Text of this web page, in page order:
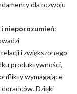
dla rozwoju
i nieporozumień:
i zwiększonego
produktywności,
wymagające
doradców. Dzięki